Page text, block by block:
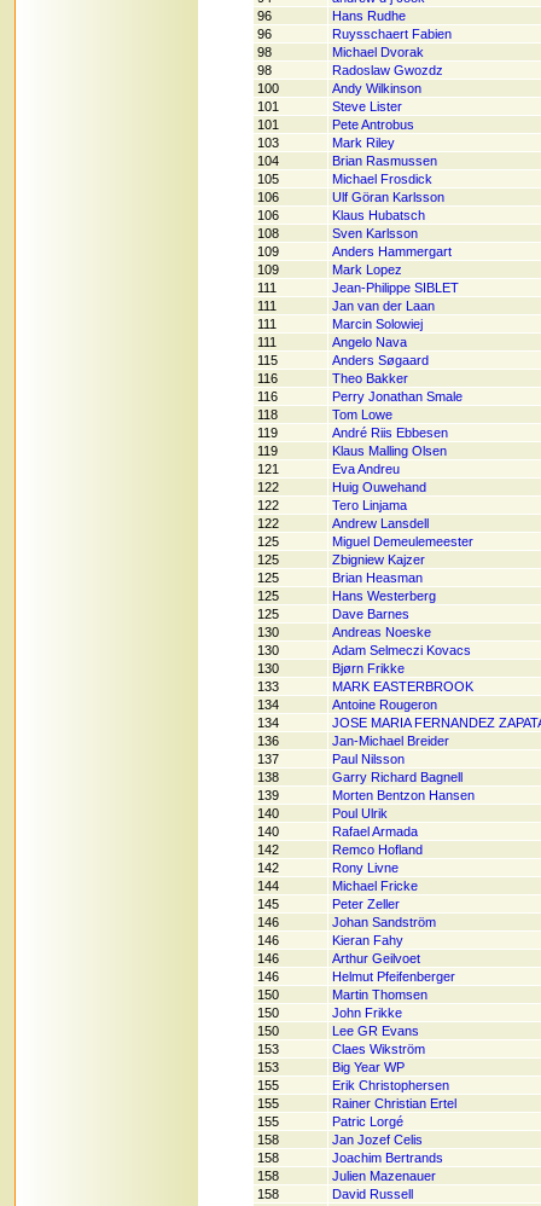
96
Hans Rudhe
96
Ruysschaert Fabien
98
Michael Dvorak
98
Radoslaw Gwozdz
100
Andy Wilkinson
101
Steve Lister
101
Pete Antrobus
103
Mark Riley
104
Brian Rasmussen
105
Michael Frosdick
106
Ulf Göran Karlsson
106
Klaus Hubatsch
108
Sven Karlsson
109
Anders Hammergart
109
Mark Lopez
111
Jean-Philippe SIBLET
111
Jan van der Laan
111
Marcin Solowiej
111
Angelo Nava
115
Anders Søgaard
116
Theo Bakker
116
Perry Jonathan Smale
118
Tom Lowe
119
André Riis Ebbesen
119
Klaus Malling Olsen
121
Eva Andreu
122
Huig Ouwehand
122
Tero Linjama
122
Andrew Lansdell
125
Miguel Demeulemeester
125
Zbigniew Kajzer
125
Brian Heasman
125
Hans Westerberg
125
Dave Barnes
130
Andreas Noeske
130
Adam Selmeczi Kovacs
130
Bjørn Frikke
133
MARK EASTERBROOK
134
Antoine Rougeron
134
JOSE MARIA FERNANDEZ
136
Jan-Michael Breider
137
Paul Nilsson
138
Garry Richard Bagnell
139
Morten Bentzon Hansen
140
Poul Ulrik
140
Rafael Armada
142
Remco Hofland
142
Rony Livne
144
Michael Fricke
145
Peter Zeller
146
Johan Sandström
146
Kieran Fahy
146
Arthur Geilvoet
146
Helmut Pfeifenberger
150
Martin Thomsen
150
John Frikke
150
Lee GR Evans
153
Claes Wikström
153
Big Year WP
155
Erik Christophersen
155
Rainer Christian Ertel
155
Patric Lorgé
158
Jan Jozef Celis
158
Joachim Bertrands
158
Julien Mazenauer
158
David Russell